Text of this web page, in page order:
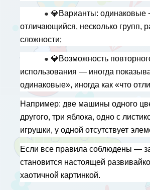
● 💎Варианты: одинаковые
отличающийся, несколько групп,
сложности;
● 💎Возможность
использования — иногда
одинаковые», иногда как «что
Например: две машины одного
другого, три яблока, одно с
игрушки, у одной отсутствует
Если все правила соблюдены —
становится настоящей
хаотичной картинкой.